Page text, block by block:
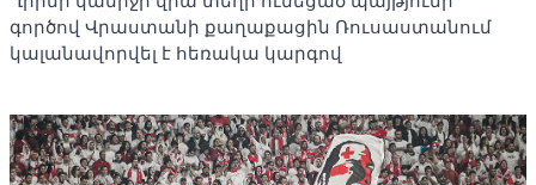
գործով Վրաստանի քաղաքացին Ռուսաստանում
կալանավորվել է հեռակա կարգով